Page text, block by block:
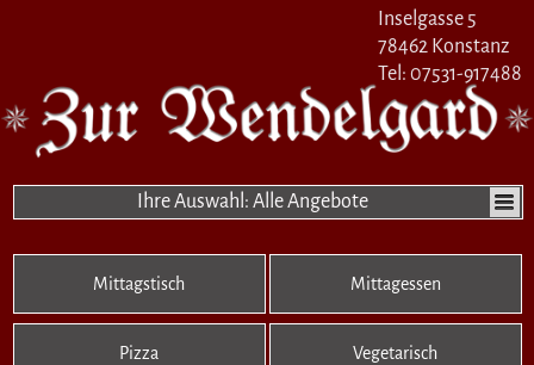
Inselgasse 5
78462 Konstanz
Tel: 07531-917488
Ihre Auswahl: Alle Angebote
Mittagstisch Mittagessen
Pizza Vegetarisch